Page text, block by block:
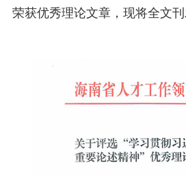
荣获优秀理论文章，现将全文刊